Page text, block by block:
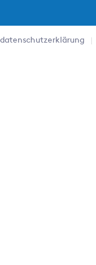
datenschutzerklärung